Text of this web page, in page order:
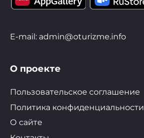
E-mail: admin@oturizme.info
О проекте
Пользовательское соглашение
Политика конфиденциальности
О сайте